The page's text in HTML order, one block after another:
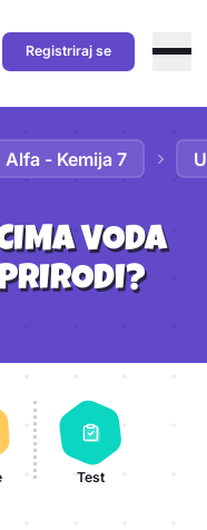
Registriraj se
Alfa - Kemija 7
VODA
Test